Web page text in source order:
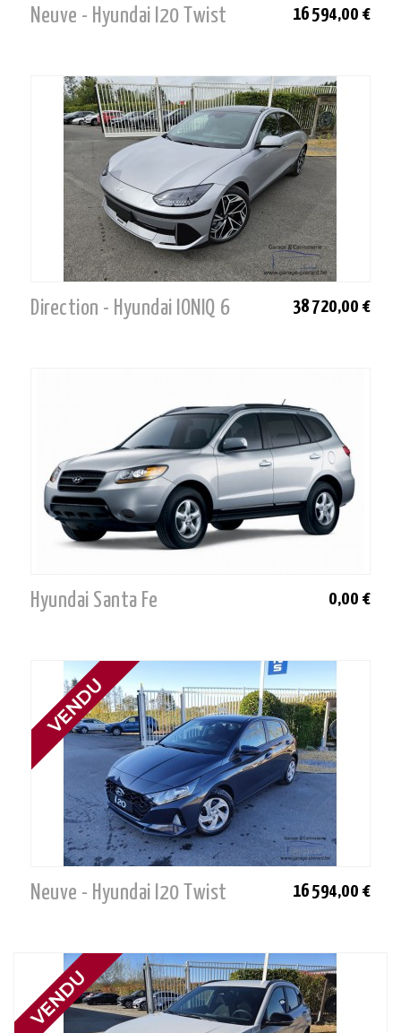
Neuve - Hyundai I20 Twist 16 594,00 €
Direction - Hyundai IONIQ 6 38 720,00 €
Hyundai Santa Fe 0,00 €
Neuve - Hyundai I20 Twist 16 594,00 €